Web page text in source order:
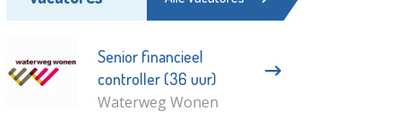
Senior financieel
controller (36 uur)
Waterweg Wonen